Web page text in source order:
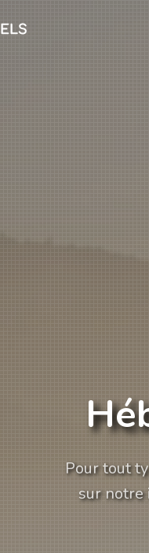
Pour tout
sur notre